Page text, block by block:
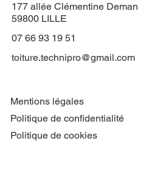
177 allée Clémentine Deman
59800 LILLE
07 66 93 19 51
toiture.technipro@gmail.com
Mentions légales
Politique de confidentialité
Politique de cookies